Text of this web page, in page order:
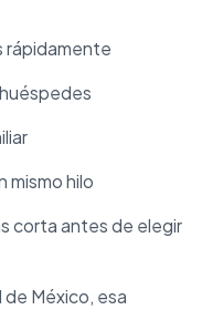
rápidamente
mismo hilo
corta antes de elegir
de México, esa